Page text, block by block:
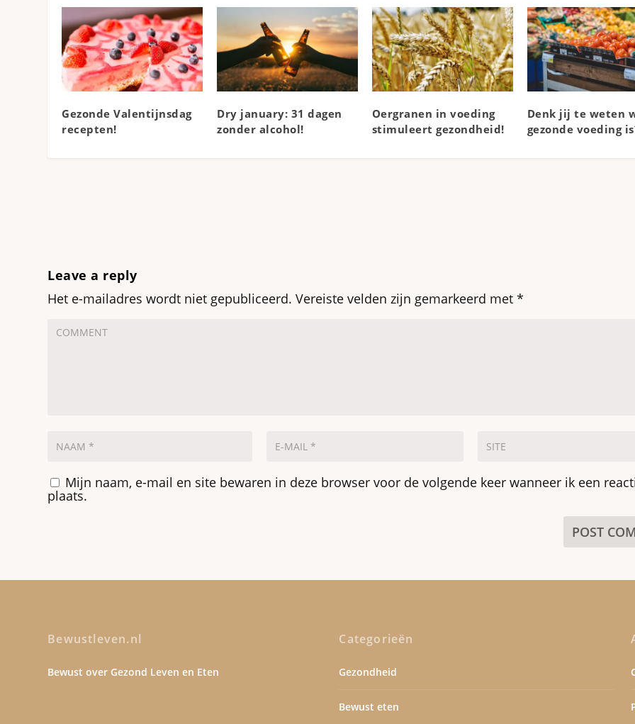
Gezonde Valentijnsdag
recepten!
Dry january: 31 dagen
zonder alcohol!
Oergranen in voeding
stimuleert gezondheid!
Denk jij te weten
gezonde voeding
Leave a reply
Het e-mailadres wordt niet gepubliceerd. Vereiste velden zijn gemarkeerd met*
Mijn naam, e-mail en site bewaren in deze browser voor de volgende keer wanneer ik een
plaats.
Bewustleven.nl
Bewust over Gezond Leven en Eten
Categorieën
Gezondheid
Bewust eten